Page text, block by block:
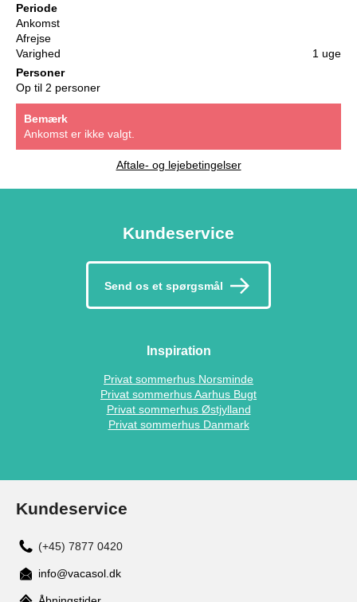
Periode
Ankomst
Afrejse
Varighed
1 uge
Personer
Op til 2 personer
Bemærk
Ankomst er ikke valgt.
Aftale- og lejebetingelser
Kundeservice
Send os et spørgsmål
Inspiration
Privat sommerhus Norsminde
Privat sommerhus Aarhus Bugt
Privat sommerhus Østjylland
Privat sommerhus Danmark
Kundeservice
(+45) 7877 0420
info@vacasol.dk